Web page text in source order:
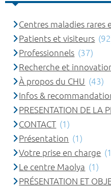
Centres maladies rares
Patients et visiteurs
Professionnels (37)
Recherche et
À propos du CHU (43)
Infos &
PRESENTATION DE LA
CONTACT (1)
Présentation (1)
Votre prise en charge
Le centre Maolya (1)
PRÉSENTATION ET